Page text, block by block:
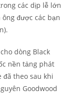
các dịp lễ lớn
được các bạn
dòng Black
nền tảng phát
đã theo sau khi
Goodwood